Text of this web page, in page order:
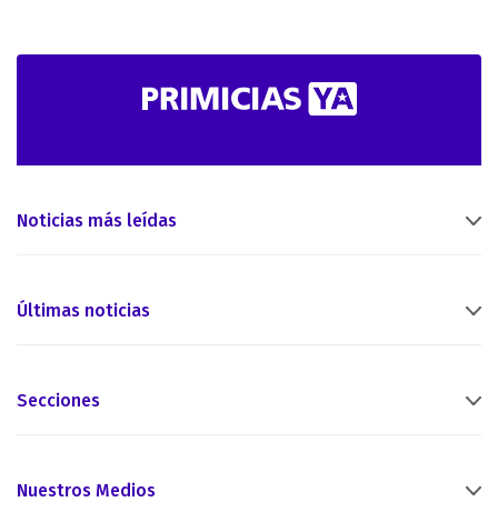
Noticias más leídas
Últimas noticias
Secciones
Nuestros Medios